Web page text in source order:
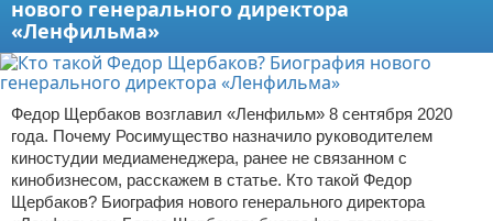
нового генерального директора
«Ленфильма»
Федор Щербаков возглавил «Ленфильм» 8 сентября 2020
года. Почему Росимущество назначило руководителем
киностудии медиаменеджера, ранее не связанном с
кинобизнесом, расскажем в статье. Кто такой Федор
Щербаков? Биография нового генерального директора